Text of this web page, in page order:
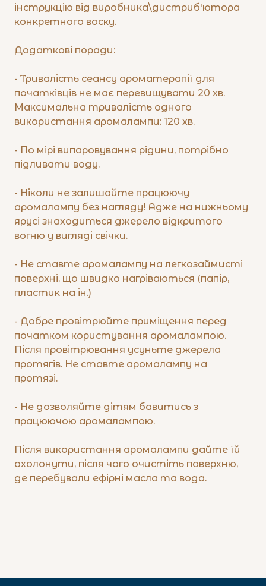
інструкцію від виробника\дистриб'ютора
конкретного воску.
Додаткові поради:
- Тривалість сеансу ароматерапії для
початківців не має перевищувати 20 хв.
Максимальна тривалість одного
використання аромалампи: 120 хв.
- По мірі випаровування рідини, потрібно
підливати воду.
- Ніколи не залишайте працюючу
аромалампу без нагляду! Адже на нижньому
ярусі знаходиться джерело відкритого
вогню у вигляді свічки.
- Не ставте аромалампу на легкозаймисті
поверхні, що швидко нагріваються (папір,
пластик на ін.)
- Добре провітрюйте приміщення перед
початком користування аромалампою.
Після провітрювання усуньте джерела
протягів. Не ставте аромалампу на
протязі.
- Не дозволяйте дітям бавитись з
працюючою аромалампою.
Після використання аромалампи дайте їй
охолонути, після чого очистіть поверхню,
де перебували ефірні масла та вода.